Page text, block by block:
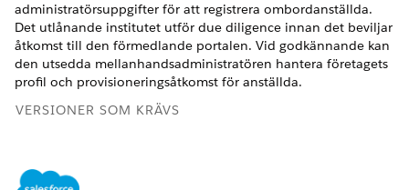
administratörsuppgifter för att registrera ombordanställda.
Det utlånande institutet utför due diligence innan det beviljar
åtkomst till den förmedlande portalen. Vid godkännande kan
den utsedda mellanhandsadministratören hantera företagets
profil och provisioneringsåtkomst för anställda.
VERSIONER SOM KRÄVS
Tillgängliga i: